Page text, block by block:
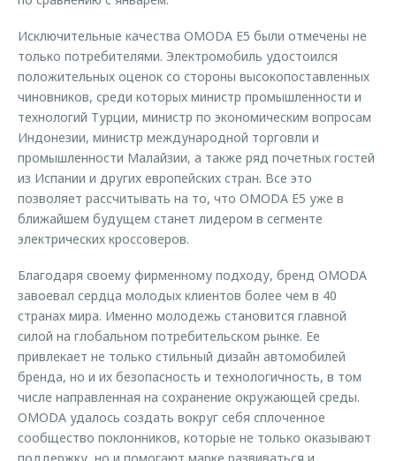
Исключительные качества OMODA E5 были отмечены не
только потребителями. Электромобиль удостоился
положительных оценок со стороны высокопоставленных
чиновников, среди которых министр промышленности и
технологий Турции, министр по экономическим вопросам
Индонезии, министр международной торговли и
промышленности Малайзии, а также ряд почетных гостей
из Испании и других европейских стран. Все это
позволяет рассчитывать на то, что OMODA E5 уже в
ближайшем будущем станет лидером в сегменте
электрических кроссоверов.
Благодаря своему фирменному подходу, бренд OMODA
завоевал сердца молодых клиентов более чем в 40
странах мира. Именно молодежь становится главной
силой на глобальном потребительском рынке. Ее
привлекает не только стильный дизайн автомобилей
бренда, но и их безопасность и технологичность, в том
числе направленная на сохранение окружающей среды.
OMODA удалось создать вокруг себя сплоченное
сообщество поклонников, которые не только оказывают